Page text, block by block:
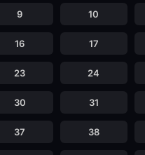
9 10
16 17
23 24
30 31
37 38